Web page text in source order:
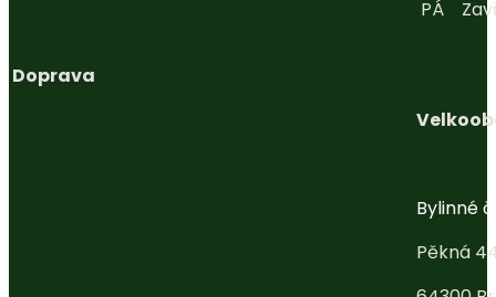
PÁ
Doprava
Bylinné
Pěkná